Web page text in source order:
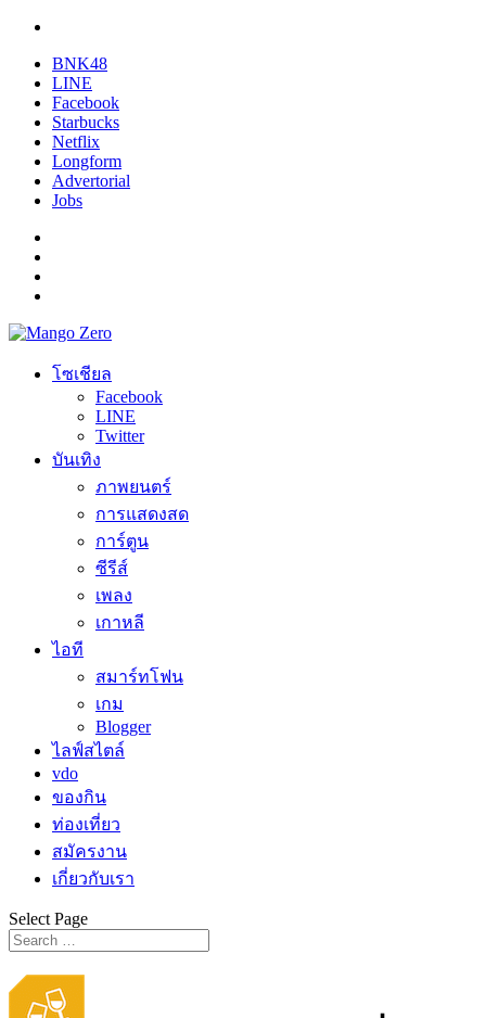
BNK48
LINE
Facebook
Starbucks
Netflix
Longform
Advertorial
Jobs
โซเชียล
Facebook
LINE
Twitter
บันเทิง
ภาพยนตร์
การแสดงสด
การ์ตูน
ซีรีส์
เพลง
เกาหลี
ไอที
สมาร์ทโฟน
เกม
Blogger
ไลฟ์สไตล์
vdo
ของกิน
ท่องเที่ยว
สมัครงาน
เกี่ยวกับเรา
Select Page